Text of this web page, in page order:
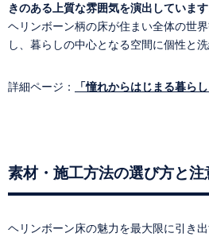
きのある上質な雰囲気を演出しています
ヘリンボーン柄の床が住まい全体の世
し、暮らしの中心となる空間に個性と
詳細ページ： 「憧れからはじまる暮らし
素材・施工方法の選び方と注
ヘリンボーン床の魅力を最大限に引き